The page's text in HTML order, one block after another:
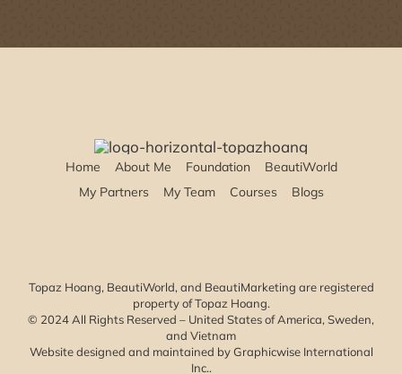
Home About Me Foundation
BeautiWorld
My Partners
My Team Courses Blogs
Topaz Hoang, BeautiWorld, and BeautiMarketing are registered
property of Topaz Hoang.
© 2024 All Rights Reserved – United States of America, Sweden,
and Vietnam
Website designed and maintained byGraphicwise International
Inc..